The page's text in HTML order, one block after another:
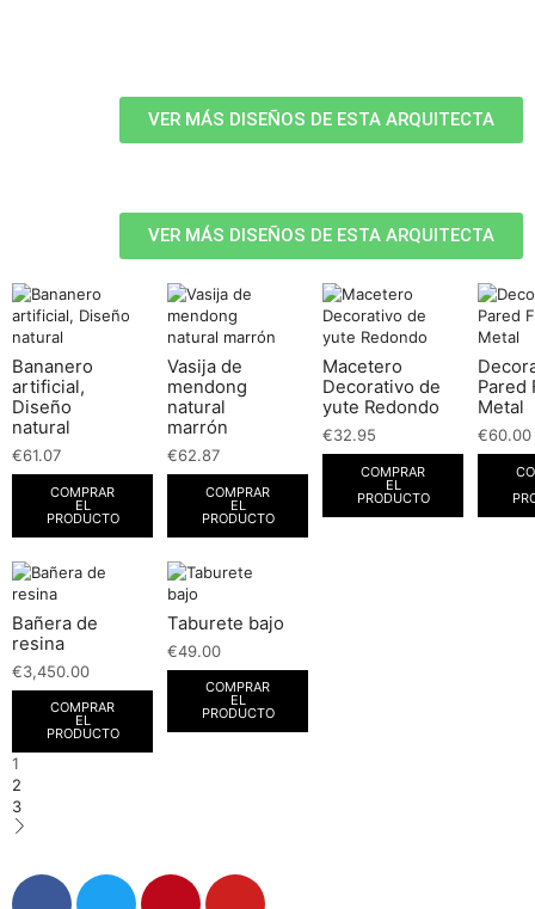
VER MÁS DISEÑOS DE ESTA ARQUITECTA
VER MÁS DISEÑOS DE ESTA ARQUITECTA
Bananero
artificial,
Diseño
natural
€61.07
COMPRAR
EL
PRODUCTO
Vasija de
mendong
natural
marrón
€62.87
COMPRAR
EL
PRODUCTO
Macetero
Decorativo de
yute Redondo
€32.95
COMPRAR
EL
PRODUCTO
Pared
Metal
€60.00
Bañera de
resina
€3,450.00
COMPRAR
EL
PRODUCTO
Taburete bajo
€49.00
COMPRAR
EL
PRODUCTO
1
2
3